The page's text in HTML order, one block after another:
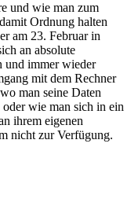
und wie man zum
Ordnung halten
am 23. Februar in
an absolute
und immer wieder
mit dem Rechner
man seine Daten
wie man sich in ein
ihrem eigenen
nicht zur Verfügung.